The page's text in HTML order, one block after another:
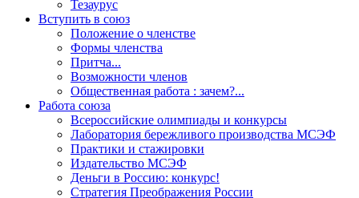
Тезаурус
Вступить в союз
Положение о членстве
Формы членства
Притча...
Возможности членов
Общественная работа : зачем?...
Работа союза
Всероссийские олимпиады и конкурсы
Лаборатория бережливого производства МСЭФ
Практики и стажировки
Издательство МСЭФ
Деньги в Россию: конкурс!
Стратегия Преображения России